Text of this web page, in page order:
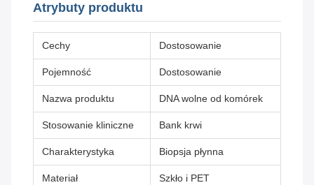
Atrybuty produktu
Cechy Dostosowanie
Pojemność Dostosowanie
Nazwa produktu DNA wolne od komórek
Stosowanie kliniczne Bank krwi
Charakterystyka Biopsja płynna
Materiał Szkło i PET